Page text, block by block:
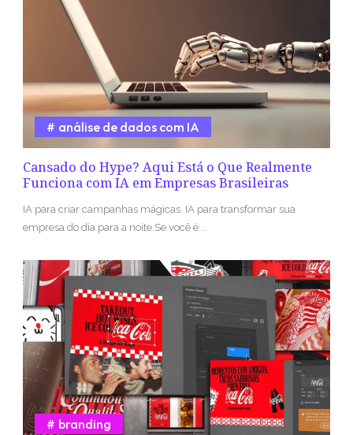
Cansado do Hype? Aqui Está o Que Realmente
Funciona com IA em Empresas Brasileiras
análise de dados com IA
IA para criar campanhas mágicas. IA para transformar sua
empresa do dia para a noite.Se você é...
branding